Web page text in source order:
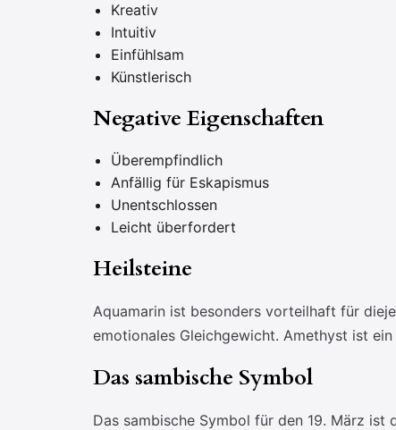
Kreativ
Intuitiv
Einfühlsam
Künstlerisch
Negative Eigenschaften
Überempfindlich
Anfällig für Eskapismus
Unentschlossen
Leicht überfordert
Heilsteine
Aquamarin ist besonders vorteilhaft für
emotionales Gleichgewicht. Amethyst ist
Das sambische Symbol
Das sambische Symbol für den 19. März ist